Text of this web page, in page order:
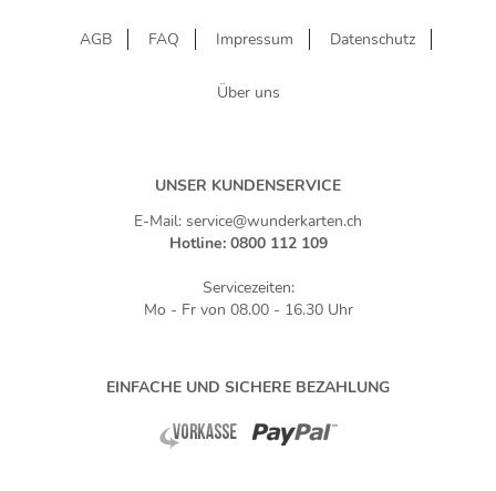
AGB FAQ Impressum Datenschutz
Über uns
UNSER KUNDENSERVICE
E-Mail: service@wunderkarten.ch
Hotline: 0800 112 109
Servicezeiten:
Mo - Fr von 08.00 - 16.30 Uhr
EINFACHE UND SICHERE BEZAHLUNG